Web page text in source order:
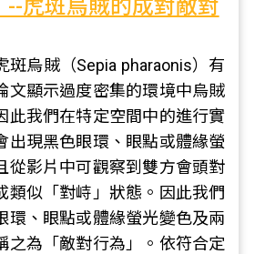
--虎斑烏賊的成對敵對
斑烏賊（Sepia pharaonis）有
文顯示過度密集的環境中烏賊
此我們在特定空間中的進行實
出現黑色眼環、眼點或體緣螢
從影片中可觀察到雙方會頭對
類似「對峙」狀態。因此我們
環、眼點或體緣螢光變色及兩
之為「敵對行為」。依符合定